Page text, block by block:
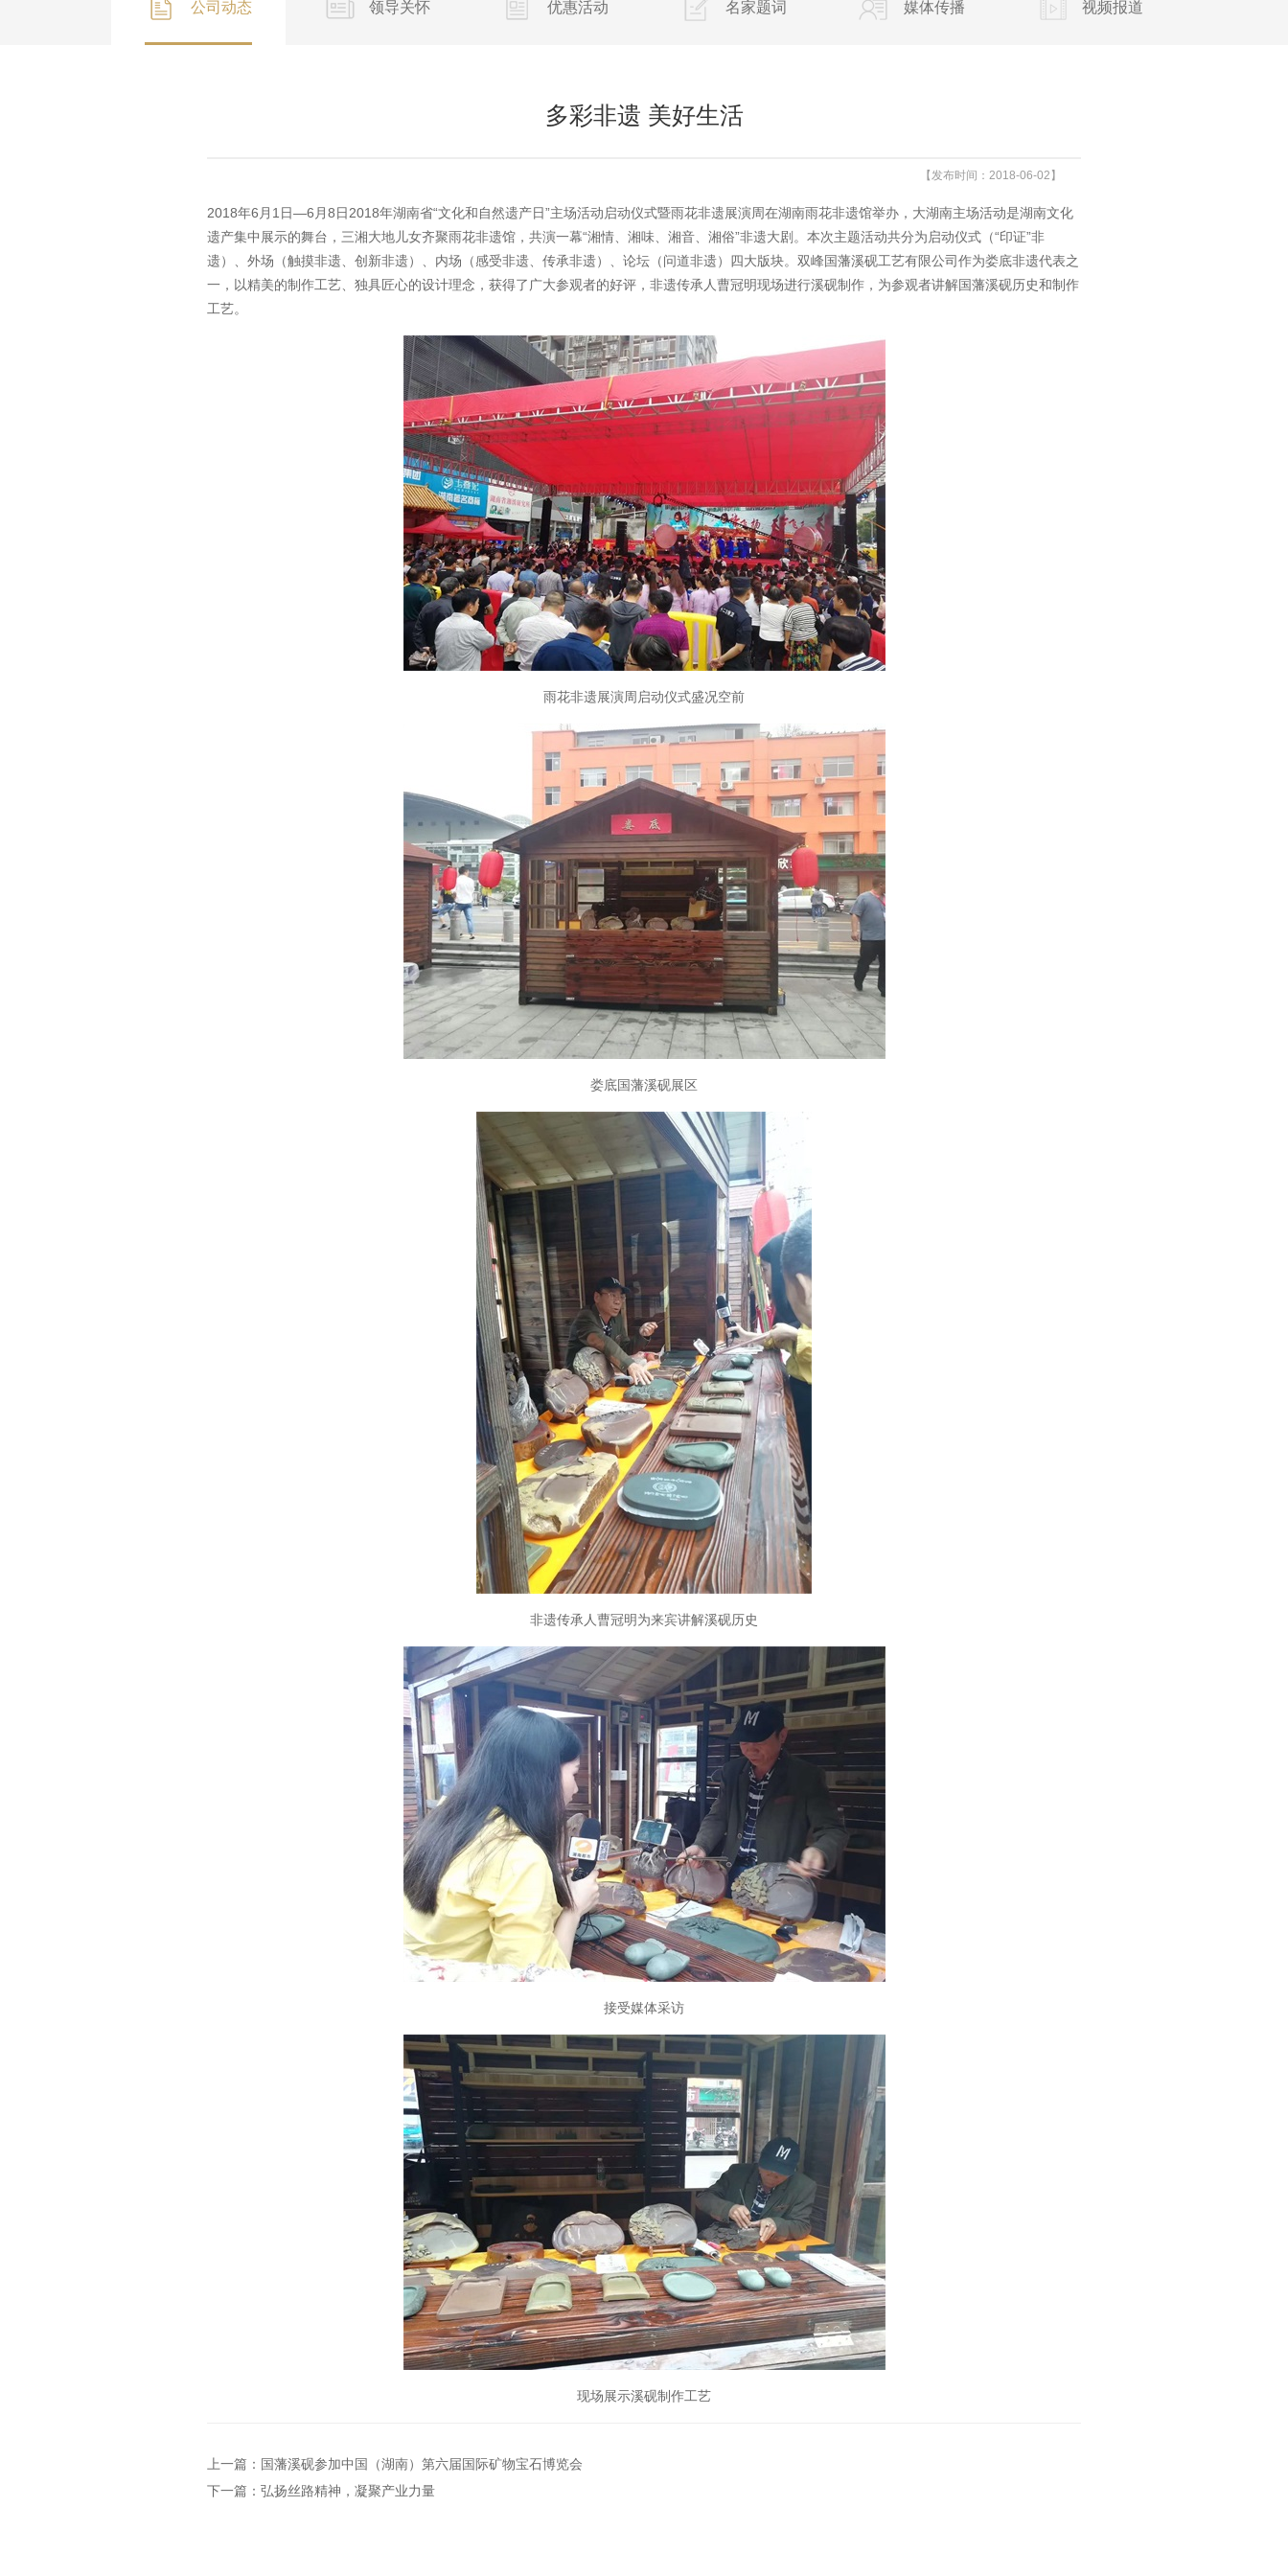
公司动态 领导关怀 优惠活动 名家题词 媒体传播 视频报道
多彩非遗 美好生活
【发布时间：2018-06-02】
2018年6月1日—6月8日2018年湖南省“文化和自然遗产日”主场活动启动仪式暨雨花非遗展演周在湖南雨花非遗馆举办，大湖南主场活动是湖南文化
遗产集中展示的舞台，三湘大地儿女齐聚雨花非遗馆，共演一幕“湘情、湘味、湘音、湘俗”非遗大剧。本次主题活动共分为启动仪式（“印证”非
遗）、外场（触摸非遗、创新非遗）、内场（感受非遗、传承非遗）、论坛（问道非遗）四大版块。双峰国藩溪砚工艺有限公司作为娄底非遗代表之
一，以精美的制作工艺、独具匠心的设计理念，获得了广大参观者的好评，非遗传承人曹冠明现场进行溪砚制作，为参观者讲解国藩溪砚历史和制作
工艺。
雨花非遗展演周启动仪式盛况空前
娄底国藩溪砚展区
非遗传承人曹冠明为来宾讲解溪砚历史
接受媒体采访
现场展示溪砚制作工艺
上一篇：国藩溪砚参加中国（湖南）第六届国际矿物宝石博览会
下一篇：弘扬丝路精神，凝聚产业力量